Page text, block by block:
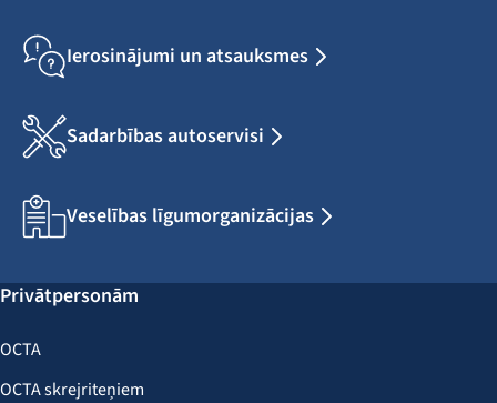
Ierosinājumi un atsauksmes
Sadarbības autoservisi
Veselības līgumorganizācijas
Privātpersonām
OCTA
OCTA skrejriteņiem